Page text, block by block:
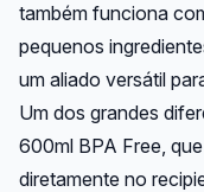
também funciona
pequenos
um aliado versátil
Um dos grandes
600ml BPA Free,
diretamente no